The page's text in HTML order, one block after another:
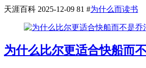
天涯百科 2025-12-09 81 #为什么而读书
为什么比尔更适合快船而